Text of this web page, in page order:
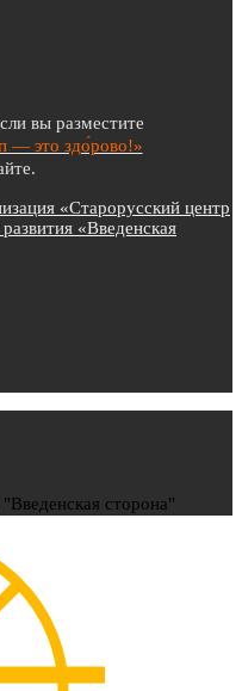
вы разместите
— это здо́рово!»
«Старорусский центр
«Введенская
сторона"